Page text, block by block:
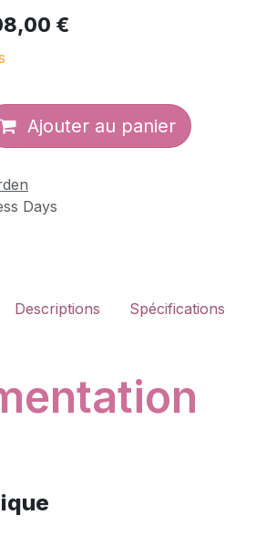
€
Ajouter au panier
Days
Descriptions Spécifications